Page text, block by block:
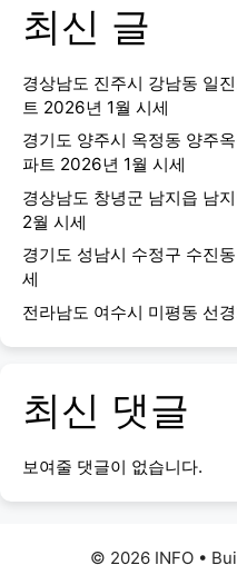
최신 글
경상남도 진주시 강남동 일
트 2026년 1월 시세
경기도 양주시 옥정동 양주
파트 2026년 1월 시세
경상남도 창녕군 남지읍 남
2월 시세
경기도 성남시 수정구 수진
세
전라남도 여수시 미평동 선
최신 댓글
보여줄 댓글이 없습니다.
© 2026 INFO •